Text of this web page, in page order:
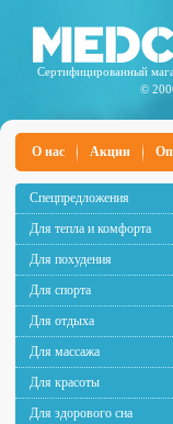
Сертифицированный
©
О нас Акции
Спецпредложения
Для тепла и комфорта
Для похудения
Для спорта
Для отдыха
Для массажа
Для красоты
Для здорового сна